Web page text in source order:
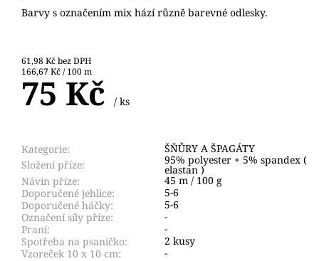
Barvy s označením mix hází různě barevné odlesky.
61,98 Kč bez DPH
166,67 Kč / 100 m
75 Kč / ks
Kategorie:
ŠŇŮRY A ŠPAGÁTY
Složení příze:
95% polyester + 5% spandex (
elastan )
Návin příze:
45 m / 100 g
Doporučené jehlice:
5-6
Doporučené háčky:
5-6
Označení síly příze:
-
Praní:
-
Spotřeba na psaníčko:
2 kusy
Vzoreček 10 x 10 cm:
-